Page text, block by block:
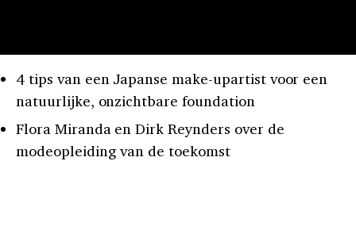
4 tips van een Japanse make-upartist voor een
natuurlijke, onzichtbare foundation
Flora Miranda en Dirk Reynders over de
modeopleiding van de toekomst